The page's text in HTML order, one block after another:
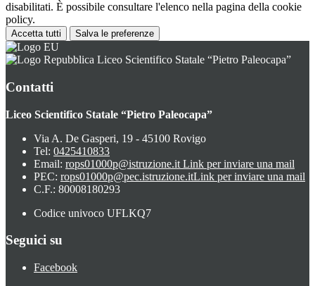
disabilitati. È possibile consultare l'elenco nella pagina della cookie
policy.
Accetta tutti Salva le preferenze
Liceo Scientifico Statale “Pietro Paleocapa”
Contatti
Liceo Scientifico Statale “Pietro Paleocapa”
Via A. De Gasperi, 19 - 45100 Rovigo
Tel: 0425410833
Email: rops01000p@istruzione.it Link per inviare una mail
PEC: rops01000p@pec.istruzione.itLink per inviare una mail
C.F.: 80008180293
Codice univoco UFLKQ7
Seguici su
Facebook